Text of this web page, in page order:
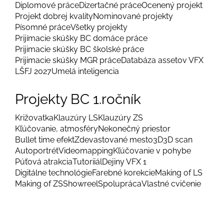
Diplomové práceDizertačné práceOcenený projekt
Projekt dobrej kvalityNominované projekty
Písomné práceVšetky projekty
Prijímacie skúšky BC domáce práce
Prijimacie skúšky BC školské práce
Prijimacie skúšky MGR práceDatabáza assetov VFX
LŠFJ 2027Umelá inteligencia
Projekty BC 1.ročník
KrižovatkaKlauzúry LSKlauzúry ZS
Kľúčovanie, atmosféryNekonečný priestor
Bullet time efektZdevastované mesto3D3D scan
AutoportrétVideomappingKľúčovanie v pohybe
Púťová atrakciaTutoriiálDejiny VFX 1
Digitálne technológieFarebné korekcieMaking of LS
Making of ZSShowreelSpoluprácaVlastné cvičenie